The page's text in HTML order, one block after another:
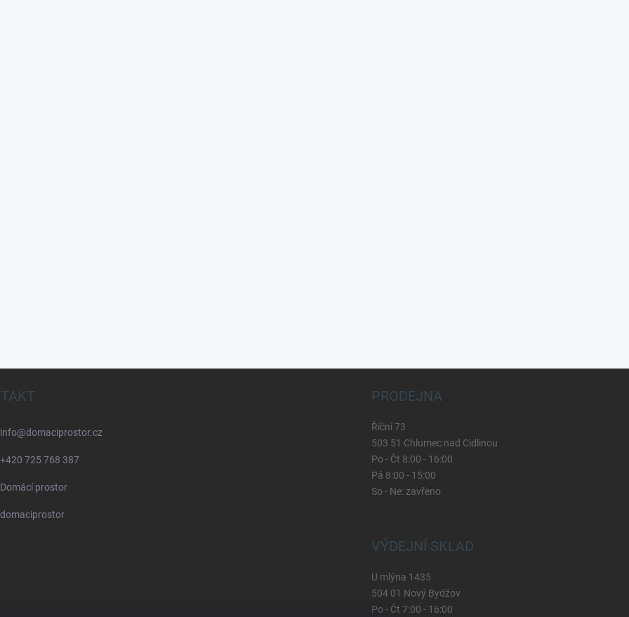
info@domaciprostor.cz
+420 725 768 387
Domácí prostor
domaciprostor
PRODEJNA
Říční 73
503 51 Chlumec nad Cidlinou
Po - Čt 8:00 - 16:00
Pá 8:00 - 15:00
So - Ne: zavřeno
VÝDEJNÍ SKLAD
U mlýna 1435
504 01 Nový Bydžov
Po - Čt 7:00 - 16:00